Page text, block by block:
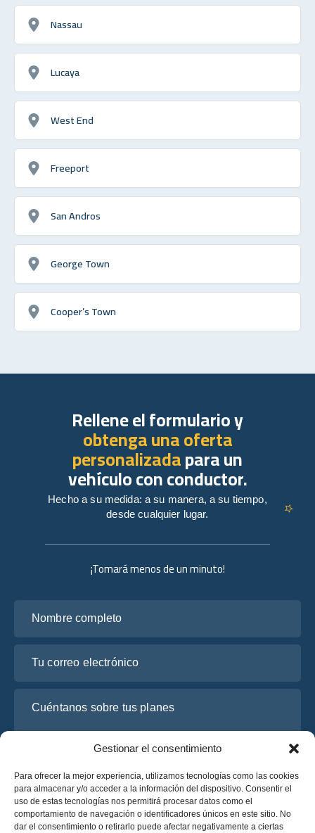
Gestionar el consentimiento
Para ofrecer la mejor experiencia, utilizamos tecnologías como las cookies
para almacenar y/o acceder a la información del dispositivo. Consentir el
uso de estas tecnologías nos permitirá procesar datos como el
comportamiento de navegación o identificadores únicos en este sitio. No
dar el consentimiento o retirarlo puede afectar negativamente a ciertas
Nassau
Lucaya
West End
Freeport
San Andros
George Town
Cooper’s Town
¡Tomará menos de un minuto!
Rellene el formulario y
obtenga una oferta
personalizadapara un
vehículo con conductor.
Hecho a su medida: a su manera, a su tiempo,
desde cualquier lugar.